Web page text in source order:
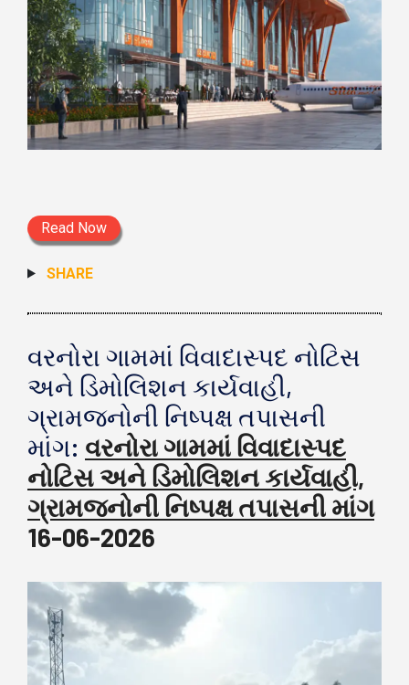
Read Now
SHARE
વરનોરા ગામમાં વિવાદાસ્પદ નોટિસ
અને ડિમોલિશન કાર્યવાહી,
ગ્રામજનોની નિષ્પક્ષ તપાસની
માંગ: વરનોરા ગામમાં વિવાદાસ્પદ
નોટિસ અને ડિમોલિશન કાર્યવાહી,
ગ્રામજનોની નિષ્પક્ષ તપાસની માંગ
16-06-2026